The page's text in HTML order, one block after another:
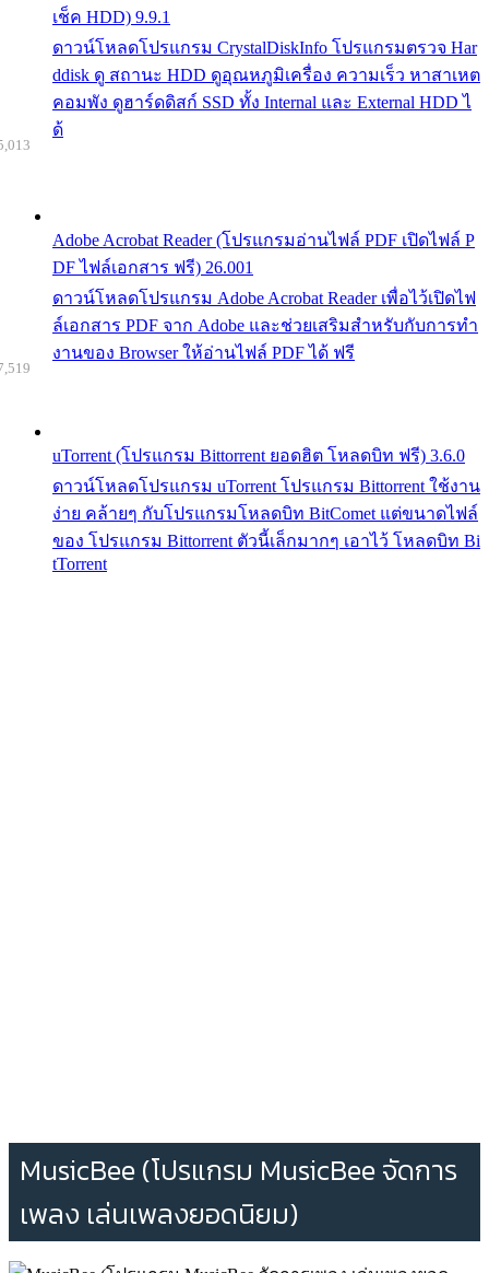
เช็ค HDD) 9.9.1
ดาวน์โหลดโปรแกรม CrystalDiskInfo โปรแกรมตรวจ Har
ddisk ดู สถานะ HDD ดูอุณหภูมิเครื่อง ความเร็ว หาสาเหต
คอมพัง ดูฮาร์ดดิสก์ SSD ทั้ง Internal และ External HDD ไ
ด้
Adobe Acrobat Reader (โปรแกรมอ่านไฟล์ PDF เปิดไฟล์ P
DF ไฟล์เอกสาร ฟรี) 26.001
ดาวน์โหลดโปรแกรม Adobe Acrobat Reader เพื่อไว้เปิดไฟ
ล์เอกสาร PDF จาก Adobe และช่วยเสริมสำหรับกับการทำ
งานของ Browser ให้อ่านไฟล์ PDF ได้ ฟรี
uTorrent (โปรแกรม Bittorrent ยอดฮิต โหลดบิท ฟรี) 3.6.0
ดาวน์โหลดโปรแกรม uTorrent โปรแกรม Bittorrent ใช้งาน
ง่าย คล้ายๆ กับโปรแกรมโหลดบิท BitComet แต่ขนาดไฟล์
ของ โปรแกรม Bittorrent ตัวนี้เล็กมากๆ เอาไว้ โหลดบิท Bi
tTorrent
MusicBee (โปรแกรม MusicBee จัดการ
เพลง เล่นเพลงยอดนิยม)